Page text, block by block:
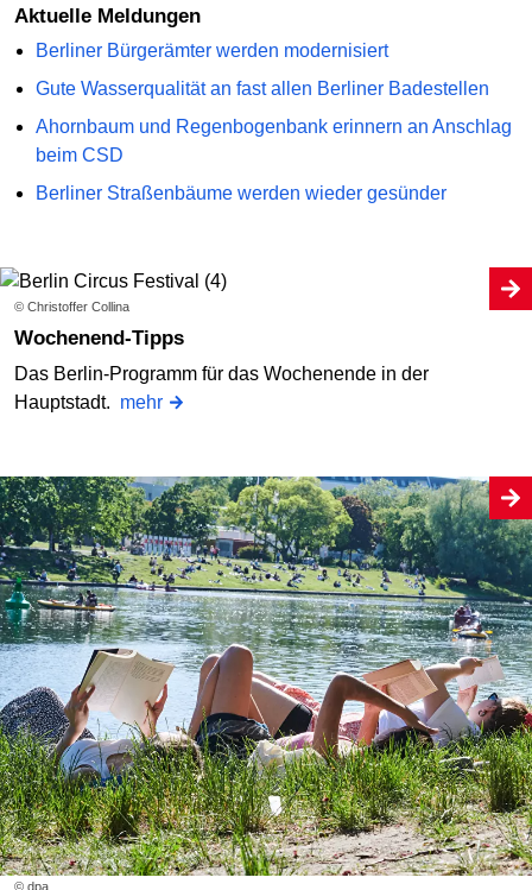
Aktuelle Meldungen
Berliner Bürgerämter werden modernisiert
Gute Wasserqualität an fast allen Berliner Badestellen
Ahornbaum und Regenbogenbank erinnern an Anschlag
beim CSD
Berliner Straßenbäume werden wieder gesünder
© Christoffer Collina
Wochenend-Tipps
Das Berlin-Programm für das Wochenende in der
Hauptstadt. mehr
© dpa